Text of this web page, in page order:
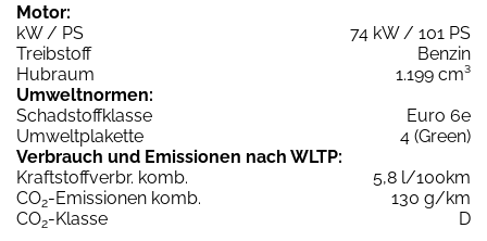
Motor:
kW / PS
74 kW / 101 PS
Treibstoff
Benzin
Hubraum
1.199 cm³
Umweltnormen:
Schadstoffklasse
Euro 6e
Umweltplakette
4 (Green)
Verbrauch und Emissionen nach WLTP:
Kraftstoffverbr. komb.
5,8 l/100km
CO2-Emissionen komb.
130 g/km
CO2-Klasse
D